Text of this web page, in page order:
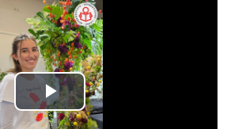
Play